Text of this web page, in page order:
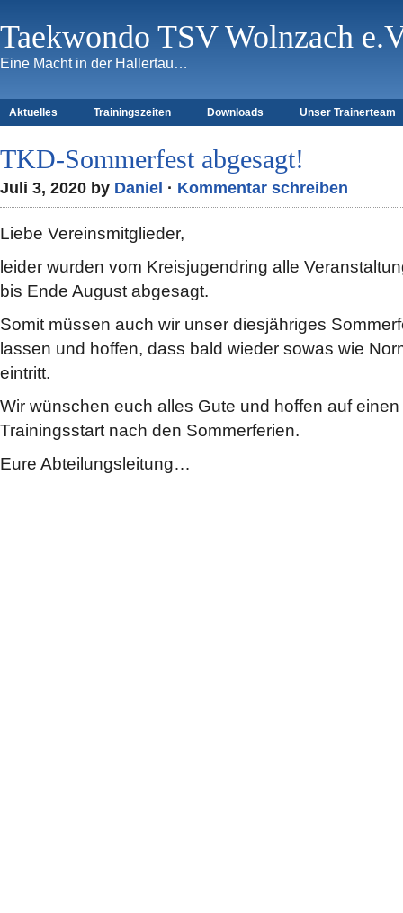
Taekwondo TSV Wolnzach
Eine Macht in der Hallertau…
Aktuelles Trainingszeiten Downloads Unser Trainerteam
TKD-Sommerfest abgesagt!
Juli 3, 2020 by Daniel · Kommentar schreiben
Liebe Vereinsmitglieder,
leider wurden vom Kreisjugendring alle
bis Ende August abgesagt.
Somit müssen auch wir unser diesjähriges
lassen und hoffen, dass bald wieder sowas wie
eintritt.
Wir wünschen euch alles Gute und hoffen auf
Trainingsstart nach den Sommerferien.
Eure Abteilungsleitung…